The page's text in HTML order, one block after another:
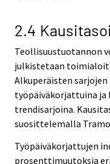
2.4
Teollisuustuotannon
julkistetaan
Alkuperäisten
työpäiväkorjattuina ja
trendisarjoina.
suosittelemalla
Työpäiväkorjattujen
prosenttimuutoksia